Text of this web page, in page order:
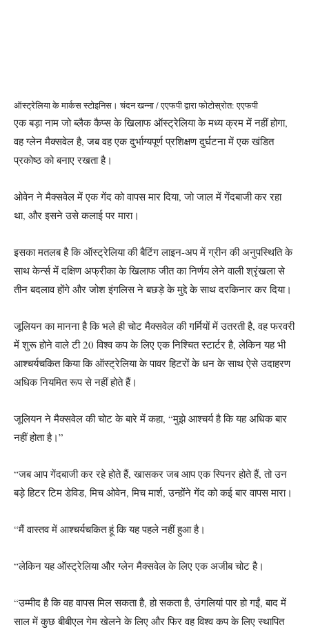
ऑस्ट्रेलिया के मार्कस स्टोइनिस। चंदन खन्ना / एएफपी द्वारा फोटोस्रोत: एएफपी
एक बड़ा नाम जो ब्लैक कैप्स के खिलाफ ऑस्ट्रेलिया के मध्य क्रम में नहीं होगा,
वह ग्लेन मैक्सवेल है, जब वह एक दुर्भाग्यपूर्ण प्रशिक्षण दुर्घटना में एक खंडित
प्रकोष्ठ को बनाए रखता है।
ओवेन ने मैक्सवेल में एक गेंद को वापस मार दिया, जो जाल में गेंदबाजी कर रहा
था, और इसने उसे कलाई पर मारा।
इसका मतलब है कि ऑस्ट्रेलिया की बैटिंग लाइन-अप में ग्रीन की अनुपस्थिति के
साथ केर्न्स में दक्षिण अफ्रीका के खिलाफ जीत का निर्णय लेने वाली श्रृंखला से
तीन बदलाव होंगे और जोश इंगलिस ने बछड़े के मुद्दे के साथ दरकिनार कर दिया।
जूलियन का मानना ​​है कि भले ही चोट मैक्सवेल की गर्मियों में उतरती है, वह फरवरी
में शुरू होने वाले टी 20 विश्व कप के लिए एक निश्चित स्टार्टर है, लेकिन यह भी
आश्चर्यचकित किया कि ऑस्ट्रेलिया के पावर हिटरों के धन के साथ ऐसे उदाहरण
अधिक नियमित रूप से नहीं होते हैं।
जूलियन ने मैक्सवेल की चोट के बारे में कहा, “मुझे आश्चर्य है कि यह अधिक बार
नहीं होता है।”
“जब आप गेंदबाजी कर रहे होते हैं, खासकर जब आप एक स्पिनर होते हैं, तो उन
बड़े हिटर टिम डेविड, मिच ओवेन, मिच मार्श, उन्होंने गेंद को कई बार वापस मारा।
“मैं वास्तव में आश्चर्यचकित हूं कि यह पहले नहीं हुआ है।
“लेकिन यह ऑस्ट्रेलिया और ग्लेन मैक्सवेल के लिए एक अजीब चोट है।
“उम्मीद है कि वह वापस मिल सकता है, हो सकता है, उंगलियां पार हो गईं, बाद में
साल में कुछ बीबीएल गेम खेलने के लिए और फिर वह विश्व कप के लिए स्थापित